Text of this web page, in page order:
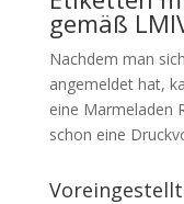
gemäß
Nachdem man
angemeldet hat,
eine Marmeladen
schon eine